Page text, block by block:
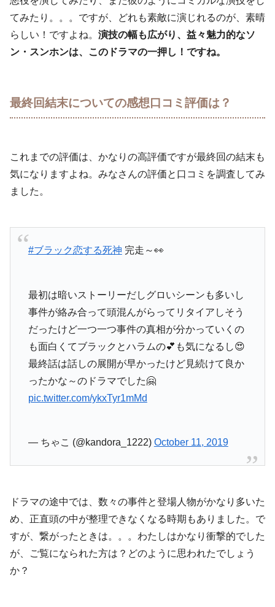
てみたり。。。ですが、どれも素敵に演じれるのが、素晴
らしい！ですよね。 演技の幅も広がり、益々魅力的なソ
ン・スンホンは、このドラマの一押し！ですね。
最終回結末についての感想口コミ評価は？
これまでの評価は、かなりの高評価ですが最終回の結末も
気になりますよね。みなさんの評価と口コミを調査してみ
ました。
#ブラック恋する死神 完走～👀
最初は暗いストーリーだしグロいシーンも多いし
事件が絡み合って頭混んがらってリタイアしそう
だったけど一つ一つ事件の真相が分かっていくの
も面白くてブラックとハラムの💕も気になるし😍
最終話は話しの展開が早かったけど見続けて良か
ったかな～のドラマでした🤗
pic.twitter.com/ykxTyr1mMd
— ちゃこ (@kandora_1222) October 11, 2019
ドラマの途中では、数々の事件と登場人物がかなり多いた
め、正直頭の中が整理できなくなる時期もありました。で
すが、繋がったときは。。。わたしはかなり衝撃的でした
が、ご覧になられた方は？どのように思われたでしょう
か？